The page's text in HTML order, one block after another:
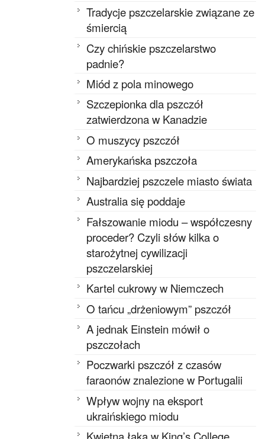
Tradycje pszczelarskie związane ze
śmiercią
Czy chińskie pszczelarstwo
padnie?
Miód z pola minowego
Szczepionka dla pszczół
zatwierdzona w Kanadzie
O muszycy pszczół
Amerykańska pszczoła
Najbardziej pszczele miasto świata
Australia się poddaje
Fałszowanie miodu – współczesny
proceder? Czyli słów kilka o
starożytnej cywilizacji
pszczelarskiej
Kartel cukrowy w Niemczech
O tańcu „drżeniowym” pszczół
A jednak Einstein mówił o
pszczołach
Poczwarki pszczół z czasów
faraonów znalezione w Portugalii
Wpływ wojny na eksport
ukraińskiego miodu